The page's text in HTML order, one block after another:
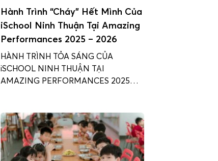
Hành Trình “Cháy” Hết Mình Của
iSchool Ninh Thuận Tại Amazing
Performances 2025 – 2026
HÀNH TRÌNH TỎA SÁNG CỦA
iSCHOOL NINH THUẬN TẠI
AMAZING PERFORMANCES 2025
tinh thần gắn kết – nơi thầy trò
iSchool Ninh Thuận cùng hòa nhịp để
kể câu chuyện đặc biệt trong hành
trình 15 năm hình thành và phát […]